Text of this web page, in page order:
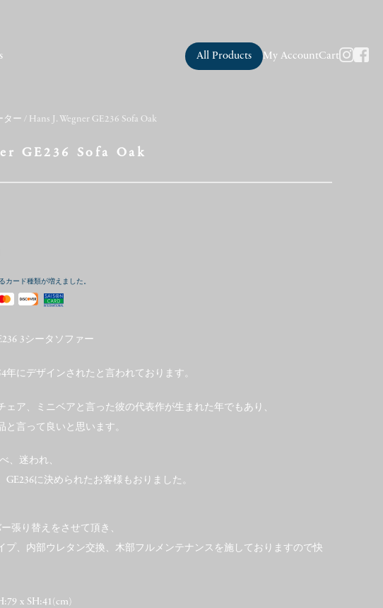
All Products My AccountCart
ター / Hans J. Wegner GE236 Sofa Oak
GE236 Sofa Oak
カード種類が増えました。
3シータソファー
年にデザインされたと言われております。
ェア、ミニベアと言った彼の代表作が生まれた年でもあり、
と言って良いと思います。
、迷われ、
に決められたお客様もおりました。
張り替えをさせて頂き、
プ、内部ウレタン交換、木部フルメンテナンスを施しておりますので快
x SH:41(cm)